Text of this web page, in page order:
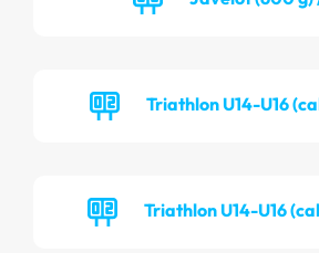
Triathlon U14-U16
Triathlon U14-U16